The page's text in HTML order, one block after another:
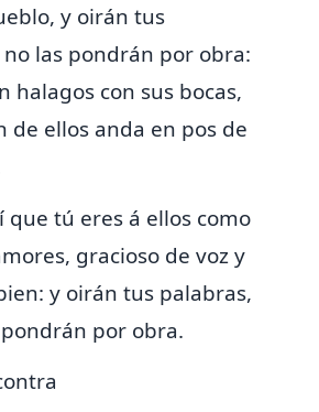
y oirán tus
las pondrán por obra:
halagos con sus bocas,
de ellos anda en pos de
que tú eres á ellos como
gracioso de voz y
y oirán tus palabras,
por obra.